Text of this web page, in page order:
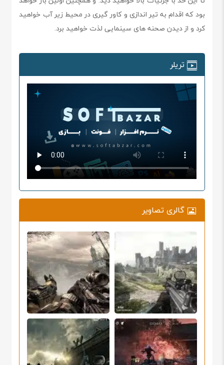
بود که اقدام به تیر اندازی و کاور گیری در محیط زیر آب خواهید
کرد و از دیدن صحنه های سینمایی لذت خواهید برد.
تریلر
گالری تصاویر